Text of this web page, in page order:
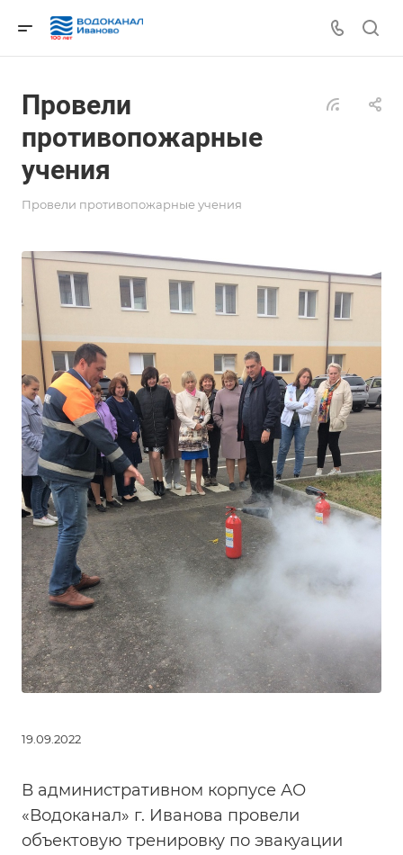
Провели
противопожарные
учения
Провели противопожарные учения
19.09.2022
В административном корпусе АО
«Водоканал» г. Иванова провели
объектовую тренировку по эвакуации